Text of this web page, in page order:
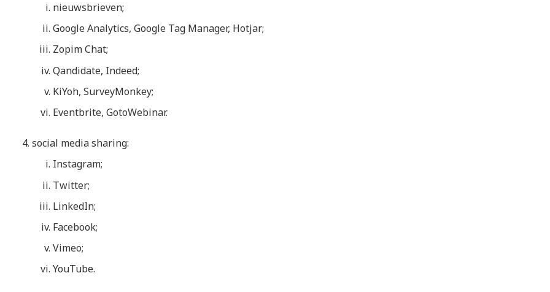
nieuwsbrieven;
Google Analytics, Google Tag Manager, Hotjar;
Zopim Chat;
Qandidate, Indeed;
KiYoh, SurveyMonkey;
Eventbrite, GotoWebinar.
social media sharing:
Instagram;
Twitter;
LinkedIn;
Facebook;
Vimeo;
YouTube.